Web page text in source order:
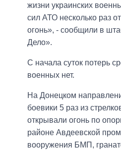
жизни украинских
сил АТО несколько раз
огонь», - сообщили в
Дело».
С начала суток потерь
военных нет.
На Донецком
боевики 5 раз из
открывали огонь по
районе Авдеевской
вооружения БМП,